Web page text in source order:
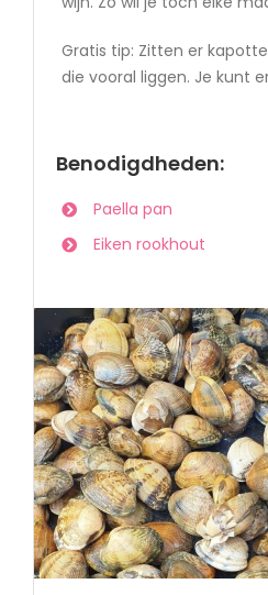
Gratis tip: Zitten er
die vooral liggen. Je kunt
Benodigdheden:
Paella pan
Eiken rookhout